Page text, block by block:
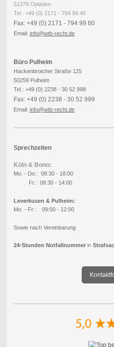
51379 Opladen
Tel.: +49 (0) 2171 - 794 99 40
Fax: +49 (0) 2171 - 794 99 60
Email: info@wtb-recht.de
Büro Pulheim
Hackenbroicher Straße 125
50259 Pulheim
Tel.: +49 (0) 2238 - 30 52 998
Fax: +49 (0) 2238 - 30 52 999
Email: info@wtb-recht.de
Sprechzeiten
Köln & Bonn:
Mo. - Do.: 08:30 - 18:00
Fr.: 08:30 - 14:00
Leverkusen & Pulheim:
Mo. - Fr.: 09:00 - 12:00
Sowie nach Vereinbarung
24-Stunden Notfallnummer in